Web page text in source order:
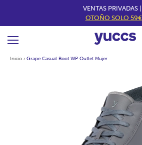
VENTAS PRIVADAS |
OTOÑO SOLO 59€
Inicio › Grape Casual Boot WP Outlet Mujer